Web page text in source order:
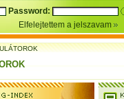
Password:
Elfelejtettem a jelszavam